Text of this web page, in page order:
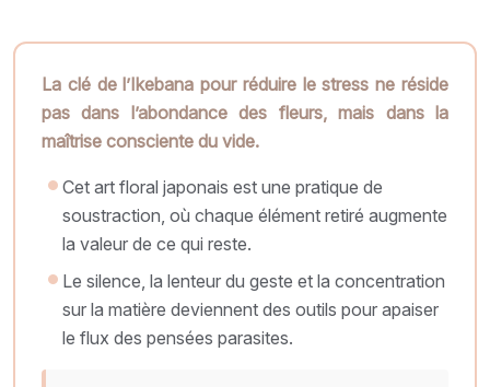
La clé de l’Ikebana pour réduire le stress ne réside
pas dans l’abondance des fleurs, mais dans la
maîtrise consciente du vide.
Cet art floral japonais est une pratique de
soustraction, où chaque élément retiré augmente
la valeur de ce qui reste.
Le silence, la lenteur du geste et la concentration
sur la matière deviennent des outils pour apaiser
le flux des pensées parasites.